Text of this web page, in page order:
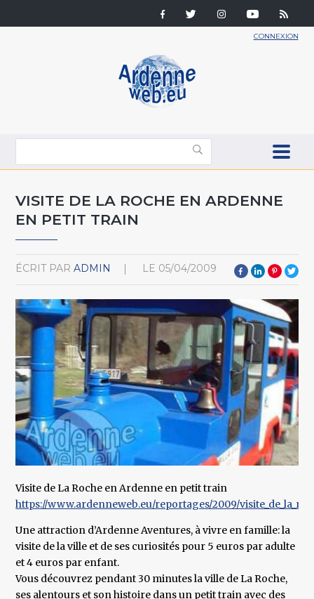
CONNEXION
VISITE DE LA ROCHE EN ARDENNE
EN PETIT TRAIN
ÉCRIT PAR ADMIN LE 05/04/2009
Visite de La Roche en Ardenne en petit train
https://www.ardenneweb.eu/reportages/2009/
Une attraction d’Ardenne Aventures, à vivre en famille: la
visite de la ville et de ses curiosités pour 5 euros par adulte
et 4 euros par enfant.
Vous découvrez pendant 30 minutes la ville de La Roche,
ses alentours et son histoire dans un petit train avec des